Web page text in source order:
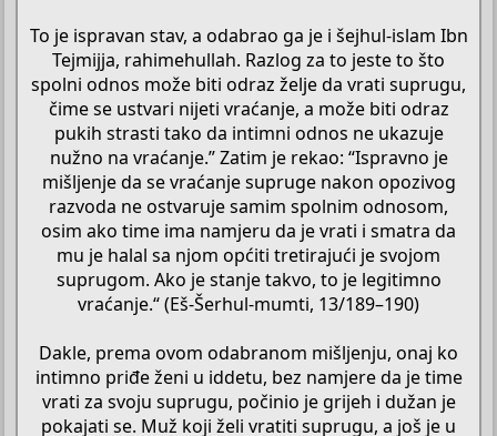
To je ispravan stav, a odabrao ga je i šejhul-islam Ibn
Tejmijja, rahimehullah. Razlog za to jeste to što
spolni odnos može biti odraz želje da vrati suprugu,
čime se ustvari nijeti vraćanje, a može biti odraz
pukih strasti tako da intimni odnos ne ukazuje
nužno na vraćanje.” Zatim je rekao: “Ispravno je
mišljenje da se vraćanje supruge nakon opozivog
razvoda ne ostvaruje samim spolnim odnosom,
osim ako time ima namjeru da je vrati i smatra da
mu je halal sa njom općiti tretirajući je svojom
suprugom. Ako je stanje takvo, to je legitimno
vraćanje.“ (Eš-Šerhul-mumti, 13/189–190)
Dakle, prema ovom odabranom mišljenju, onaj ko
intimno priđe ženi u iddetu, bez namjere da je time
vrati za svoju suprugu, počinio je grijeh i dužan je
pokajati se. Muž koji želi vratiti suprugu, a još je u